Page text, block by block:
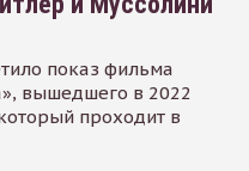
показ фильма
вышедшего в 2022
проходит в